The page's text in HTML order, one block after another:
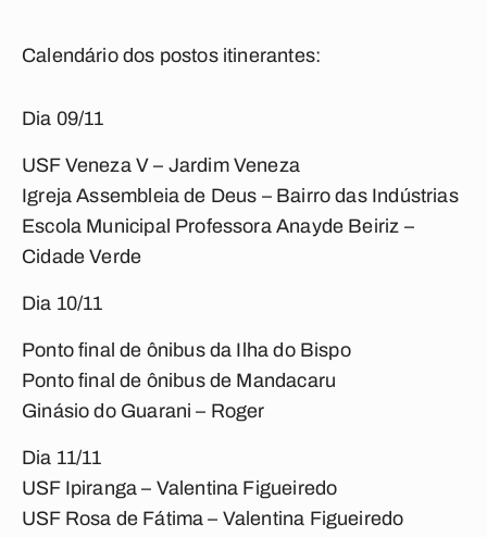
Calendário dos postos itinerantes:
Dia 09/11
USF Veneza V – Jardim Veneza
Igreja Assembleia de Deus – Bairro das Indústrias
Escola Municipal Professora Anayde Beiriz –
Cidade Verde
Dia 10/11
Ponto final de ônibus da Ilha do Bispo
Ponto final de ônibus de Mandacaru
Ginásio do Guarani – Roger
Dia 11/11
USF Ipiranga – Valentina Figueiredo
USF Rosa de Fátima – Valentina Figueiredo